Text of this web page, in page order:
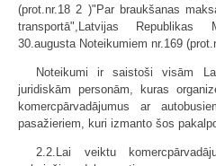
(prot.nr.18 2 )"Par braukšanas
transportā",Latvijas Republikas
30.augusta Noteikumiem nr.169
Noteikumi ir saistoši visām
juridiskām personām, kuras
komercpārvadājumus ar
pasažieriem, kuri izmanto šos
2.2.Lai veiktu